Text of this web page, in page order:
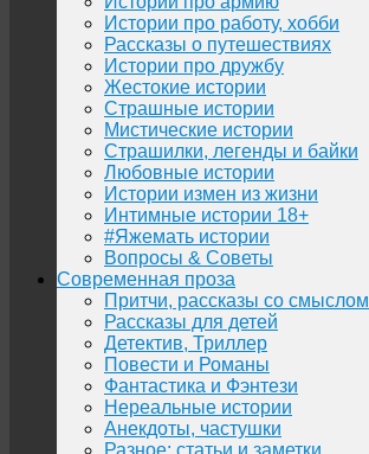
Истории про работу, хобби
Рассказы о путешествиях
Истории про дружбу
Жестокие истории
Страшные истории
Мистические истории
Страшилки, легенды и байки
Любовные истории
Истории измен из жизни
Интимные истории 18+
#Яжемать истории
Вопросы & Советы
Современная проза
Притчи, рассказы со смыслом
Рассказы для детей
Детектив, Триллер
Повести и Романы
Фантастика и Фэнтези
Нереальные истории
Анекдоты, частушки
Разное: статьи и заметки